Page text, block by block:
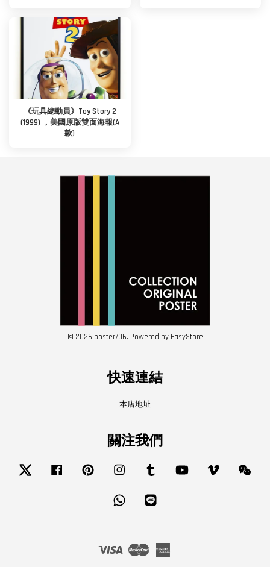
《玩具總動員》Toy Story 2
(1999) ，美國原版雙面海報(A
款)
© 2026 poster706. Powered by EasyStore
快速連結
本店地址
關注我們
Twitter Facebook Pinterest Instagram Tumblr YouTube Vimeo
Whatsapp
Visa Master